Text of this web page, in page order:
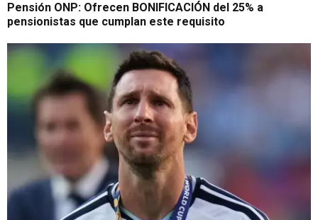
Pensión ONP: Ofrecen BONIFICACIÓN del 25% a
pensionistas que cumplan este requisito